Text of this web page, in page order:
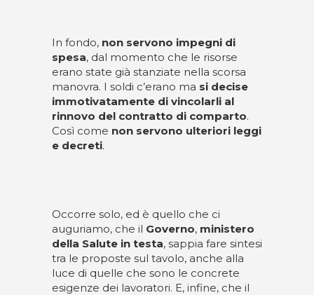
In fondo, non servono impegni di
spesa, dal momento che le risorse
erano state già stanziate nella scorsa
manovra. I soldi c’erano ma si decise
immotivatamente di vincolarli al
rinnovo del contratto di comparto.
Così come non servono ulteriori leggi
e decreti.
Occorre solo, ed è quello che ci
auguriamo, che il Governo, ministero
della Salute in testa, sappia fare sintesi
tra le proposte sul tavolo, anche alla
luce di quelle che sono le concrete
esigenze dei lavoratori. E, infine, che il